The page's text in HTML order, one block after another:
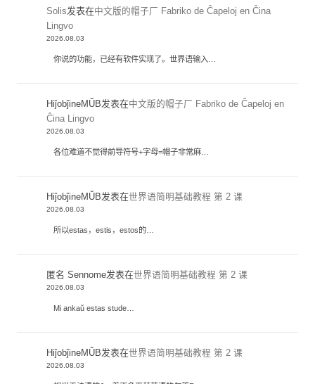
Solis发表在中文版的帽子厂 Fabriko de Ĉapeloj en Ĉina
Lingvo
2026.08.03
你说的功能，已经有软件实现了。世界语输入…
HiĵobĵineMŬB发表在中文版的帽子厂 Fabriko de Ĉapeloj en
Ĉina Lingvo
2026.08.03
各位难道不觉得前导符号+字母=帽子非常麻…
HiĵobĵineMŬB发表在世界语简明基础教程 第 2 课
2026.08.03
所以estas，estis，estos的…
匿名 Sennome发表在世界语简明基础教程 第 2 课
2026.08.03
Mi ankaŭ estas stude…
HiĵobĵineMŬB发表在世界语简明基础教程 第 2 课
2026.08.03